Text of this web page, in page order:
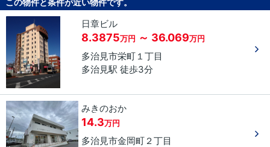
この物件と条件が近い物件です。
日章ビル
8.3875万円 ～ 36.069万円
多治見市栄町 １丁目
多治見駅 徒歩3分
みきのおか
14.3万円
多治見市金岡町２丁目